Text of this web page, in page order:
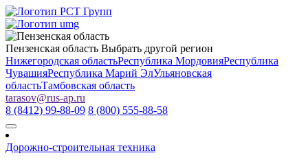
Пензенская область Выбрать другой регион
Нижегородская областьРеспублика МордовияРеспублика
ЧувашияРеспублика Марий ЭлУльяновская
областьТамбовская область
tarasov@rus-ap.ru
8 (8412) 99-88-09 8 (800) 555-88-58
Дорожно-строительная техника